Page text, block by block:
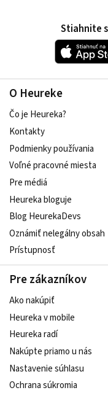
O Heureke
Čo je Heureka?
Kontakty
Podmienky používania
Voľné pracovné miesta
Pre médiá
Heureka bloguje
Blog HeurekaDevs
Oznámiť nelegálny obsah
Prístupnosť
Pre zákazníkov
Ako nakúpiť
Heureka v mobile
Heureka radí
Nakúpte priamo u nás
Nastavenie súhlasu
Ochrana súkromia
Stiahnite